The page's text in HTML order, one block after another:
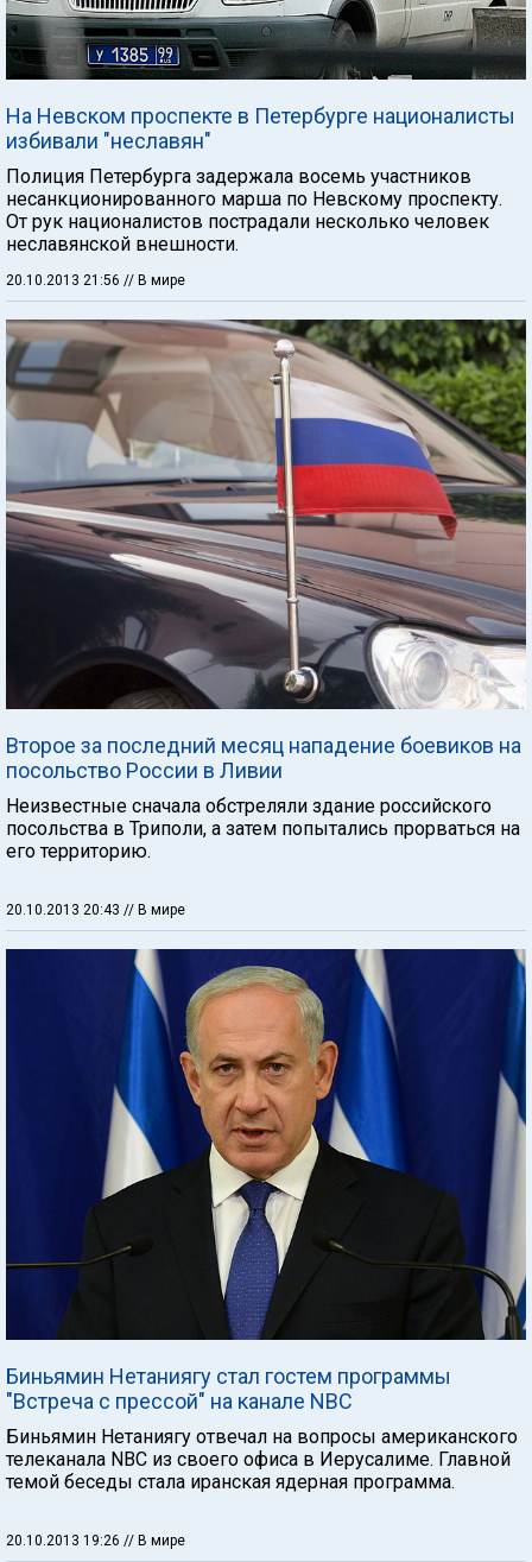
На Невском проспекте в Петербурге националисты
избивали "неславян"
Полиция Петербурга задержала восемь участников
несанкционированного марша по Невскому проспекту.
От рук националистов пострадали несколько человек
неславянской внешности.
20.10.2013 21:56 // В мире
Второе за последний месяц нападение боевиков на
посольство России в Ливии
Неизвестные сначала обстреляли здание российского
посольства в Триполи, а затем попытались прорваться на
его территорию.
20.10.2013 20:43 // В мире
Биньямин Нетаниягу стал гостем программы
"Встреча с прессой" на канале NBC
Биньямин Нетаниягу отвечал на вопросы американского
телеканала NBC из своего офиса в Иерусалиме. Главной
темой беседы стала иранская ядерная программа.
20.10.2013 19:26 // В мире